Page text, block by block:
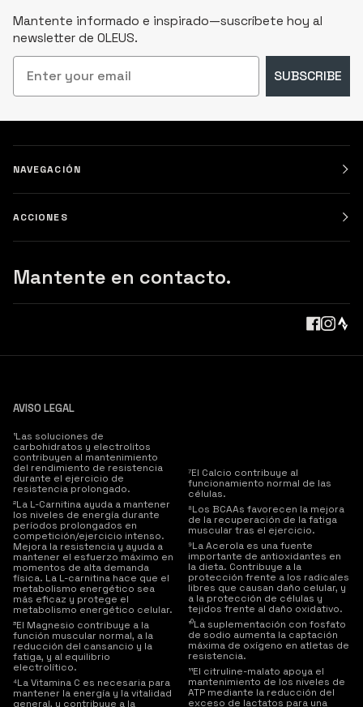
Mantente informado e inspirado—suscríbete hoy al
newsletter de OLEUS.
Email
SUBSCRIBE
NAVEGACIÓN
ACCIONES
Mantente en contacto.
AVISO LEGAL
¹Las soluciones de
carbohidratos y electrolitos
contribuyen al mantenimiento
del rendimiento de resistencia
durante el ejercicio de
resistencia prolongado.
²La L-Carnitina ayuda a mantener
los niveles de energía durante
períodos prolongados en
competición/ejercicio intenso.
Mejora la resistencia y ayuda a
mantener el esfuerzo máximo en
momentos de alta demanda
física. La L-carnitina hace que el
metabolismo energético sea
más eficaz y protege el
metabolismo energético celular.
³El Magnesio contribuye a la
función muscular normal, a la
reducción del cansancio y la
fatiga, y al equilibrio
electrolítico.
⁴La Vitamina C es necesaria para
mantener la energía y la vitalidad
general, y contribuye a la
⁷El Calcio contribuye al
funcionamiento normal de las
células.
⁸Los BCAAs favorecen la mejora
de la recuperación de la fatiga
muscular tras el ejercicio.
⁹La Acerola es una fuente
importante de antioxidantes en
la dieta. Contribuye a la
protección frente a los radicales
libres que causan daño celular, y
a la protección de células y
tejidos frente al daño oxidativo.
¹⁰La suplementación con fosfato
de sodio aumenta la captación
máxima de oxígeno en atletas de
resistencia.
¹¹El citruline-malato apoya el
mantenimiento de los niveles de
ATP mediante la reducción del
exceso de lactatos para una